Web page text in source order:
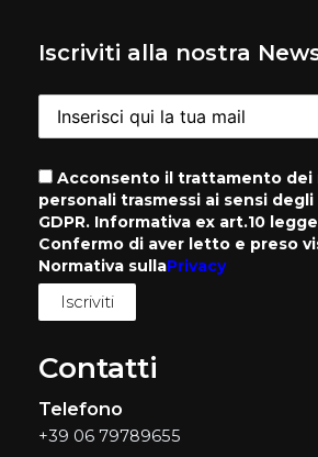
Iscriviti alla nostra
Acconsento il trattamento dei
personali trasmessi ai sensi degli
GDPR. Informativa ex art.10
Confermo di aver letto e preso
Normativa sullaPrivacy
Contatti
Telefono
+39 06 79789655